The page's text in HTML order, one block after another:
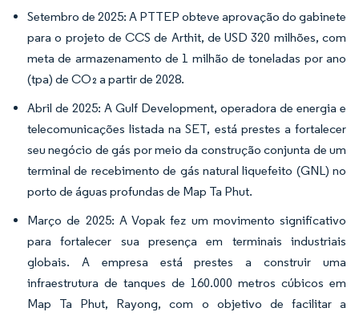
Setembro de 2025: A PTTEP obteve aprovação do gabinete
para o projeto de CCS de Arthit, de USD 320 milhões, com
meta de armazenamento de 1 milhão de toneladas por ano
(tpa) de CO₂ a partir de 2028.
Abril de 2025: A Gulf Development, operadora de energia e
telecomunicações listada na SET, está prestes a fortalecer
seu negócio de gás por meio da construção conjunta de um
terminal de recebimento de gás natural liquefeito (GNL) no
porto de águas profundas de Map Ta Phut.
Março de 2025: A Vopak fez um movimento significativo
para fortalecer sua presença em terminais industriais
globais. A empresa está prestes a construir uma
infraestrutura de tanques de 160.000 metros cúbicos em
Map Ta Phut, Rayong, com o objetivo de facilitar a